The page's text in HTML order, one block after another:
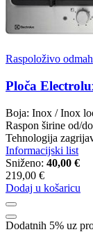
Raspoloživo odmah
Ploča
Boja: Inox / Inox
Raspon širine od/
Tehnologija
Informacijski list
Sniženo: 40,00 €
219,00 €
Dodaj u košaricu
Dodatnih 5% uz